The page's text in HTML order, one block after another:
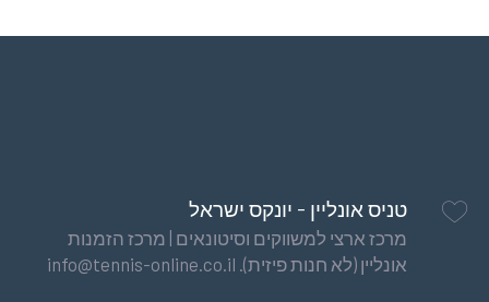
טניס אונליין - יונקס ישראל
מרכז ארצי למשווקים וסיטונאים | מרכז הזמנות
אונליין (לא חנות פיזית). info@tennis-online.co.il